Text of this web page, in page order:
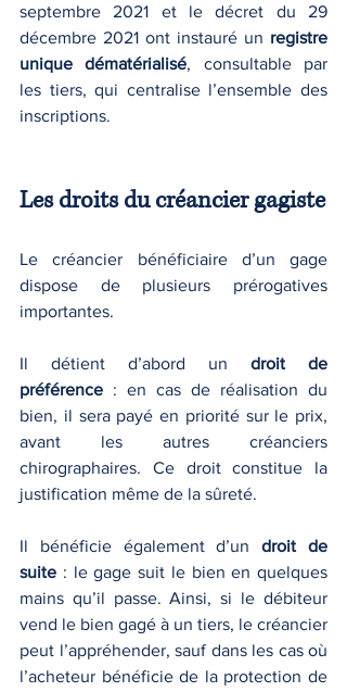
septembre 2021 et le décret du 29
décembre 2021 ont instauré un registre
unique dématérialisé, consultable par
les tiers, qui centralise l’ensemble des
inscriptions.
Les droits du créancier gagiste
Le créancier bénéficiaire d’un gage
dispose de plusieurs prérogatives
importantes.
Il détient d’abord un droit de
préférence : en cas de réalisation du
bien, il sera payé en priorité sur le prix,
avant les autres créanciers
chirographaires. Ce droit constitue la
justification même de la sûreté.
Il bénéficie également d’un droit de
suite : le gage suit le bien en quelques
mains qu’il passe. Ainsi, si le débiteur
vend le bien gagé à un tiers, le créancier
peut l’appréhender, sauf dans les cas où
l’acheteur bénéficie de la protection de